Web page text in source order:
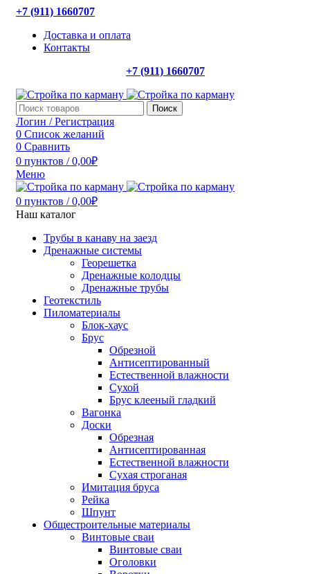
+7 (911) 1660707
Доставка и оплата
Контакты
+7 (911) 1660707
Поиск
Логин / Регистрация
0 Список желаний
0 Сравнить
0 пунктов / 0,00₽
Меню
0 пунктов / 0,00₽
Наш каталог
Трубы в канаву на заезд
Дренажные системы
Георешетка
Дренажные колодцы
Дренажные трубы
Геотекстиль
Пиломатериалы
Блок-хаус
Брус
Обрезной
Антисептированный
Естественной влажности
Сухой
Брус клееный гладкий
Вагонка
Доски
Обрезная
Антисептированная
Естественной влажности
Сухая строганая
Имитация бруса
Рейка
Шпунт
Общестроительные материалы
Винтовые сваи
Винтовые сваи
Оголовки